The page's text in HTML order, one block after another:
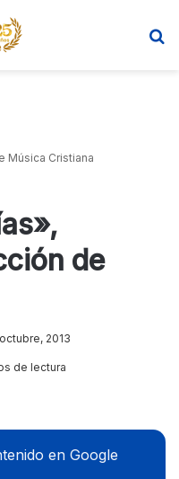
Música Cristiana
de
octubre, 2013
de lectura
en Google